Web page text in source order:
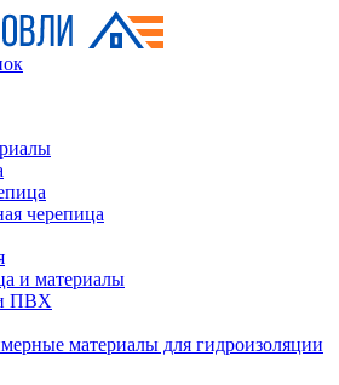
черепица
и материалы
ПВХ
материалы для гидроизоляции